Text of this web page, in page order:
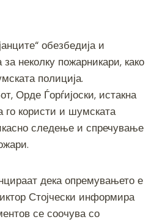
обезбедија и
неколку пожарникари, како
полиција.
Орде Ѓорѓијоски, истакна
го користи и шумската
следење и спречување
дека опремувањето е
Стојчески информира
се соочува со